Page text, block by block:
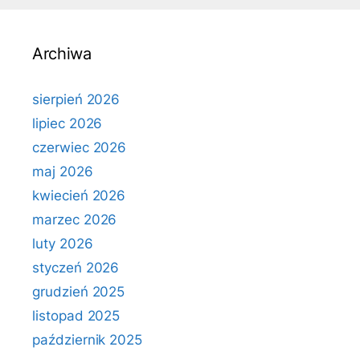
Archiwa
sierpień 2026
lipiec 2026
czerwiec 2026
maj 2026
kwiecień 2026
marzec 2026
luty 2026
styczeń 2026
grudzień 2025
listopad 2025
październik 2025